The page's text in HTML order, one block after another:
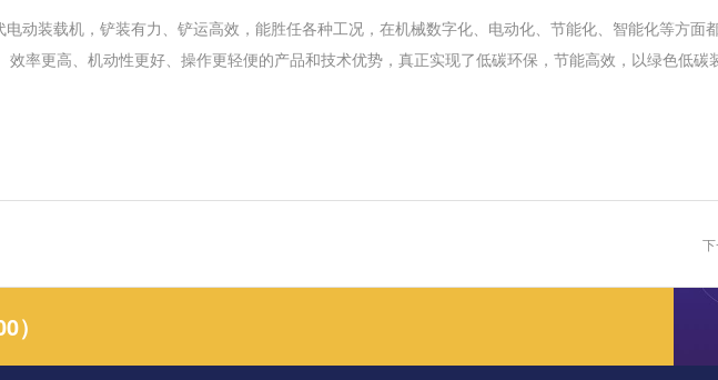
电动装载机，铲装有力、铲运高效，能胜任各种工况，在机械数字化、电动化、节能化、智能化等方面
效率更高、机动性更好、操作更轻便的产品和技术优势，真正实现了低碳环保，节能高效，以绿色低碳
）